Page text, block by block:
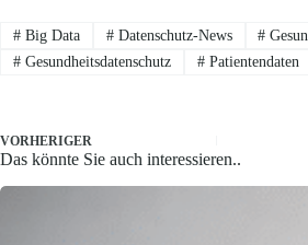
#Big Data #Datenschutz-News #
#Gesundheitsdatenschutz #Patientendaten
VORHERIGER
Das könnte Sie auch interessieren..